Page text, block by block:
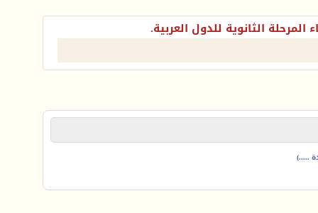
المرحلة الثانوية للدول العربية.
.....)